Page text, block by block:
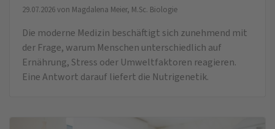
29.07.2026 von Magdalena Meier, M.Sc. Biologie
Die moderne Medizin beschäftigt sich zunehmend mit
der Frage, warum Menschen unterschiedlich auf
Ernährung, Stress oder Umweltfaktoren reagieren.
Eine Antwort darauf liefert die Nutrigenetik.